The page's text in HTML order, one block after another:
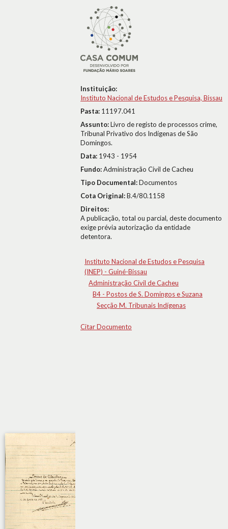
Instituição:
Instituto Nacional de Estudos e Pesquisa, Bissau
Pasta: 11197.041
Assunto:Livro de registo de processos crime,
Tribunal Privativo dos Indígenas de São
Domingos.
Data: 1943 - 1954
Fundo:Administração Civil de Cacheu
Tipo Documental:Documentos
Cota Original:B.4/80.1158
Direitos:
A publicação, total ou parcial, deste documento
exige prévia autorização da entidade
detentora.
Instituto Nacional de Estudos e Pesquisa
(INEP) - Guiné-Bissau
Administração Civil de Cacheu
B4 - Postos de S. Domingos e Suzana
Secção M. Tribunais Indígenas
Citar Documento